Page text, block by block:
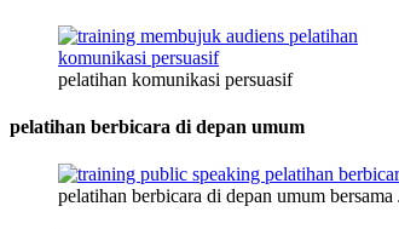
pelatihan komunikasi persuasif
pelatihan berbicara di depan umum
pelatihan berbicara di depan umum